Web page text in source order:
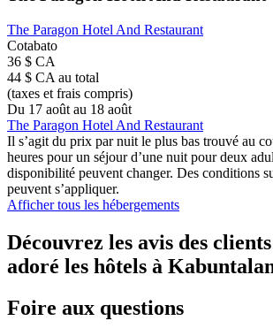
The Paragon Hotel And Restaurant
Cotabato
36 $ CA
44 $ CA au total
(taxes et frais compris)
Du 17 août au 18 août
The Paragon Hotel And Restaurant
Il s’agit du prix par nuit le plus bas trouvé au
heures pour un séjour d’une nuit pour deux
disponibilité peuvent changer. Des conditions
peuvent s’appliquer.
Afficher tous les hébergements
Découvrez les avis des
adoré les hôtels à
Foire aux questions